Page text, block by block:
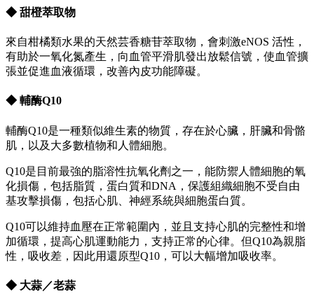
◆ 甜橙萃取物
來自柑橘類水果的天然芸香糖苷萃取物，會刺激eNOS 活性，
有助於一氧化氮產生，向血管平滑肌發出放鬆信號，使血管擴
張並促進血液循環，改善內皮功能障礙。
◆ 輔酶Q10
輔酶Q10是一種類似維生素的物質，存在於心臟，肝臟和骨骼
肌，以及大多數植物和人體細胞。
Q10是目前最強的脂溶性抗氧化劑之一，能防禦人體細胞的氧
化損傷，包括脂質，蛋白質和DNA，保護組織細胞不受自由
基攻擊損傷，包括心肌、神經系統與細胞蛋白質。
Q10可以維持血壓在正常範圍內，並且支持心肌的完整性和增
加循環，提高心肌運動能力，支持正常的心律。但Q10為親脂
性，吸收差，因此用還原型Q10，可以大幅增加吸收率。
◆ 大蒜／老蒜